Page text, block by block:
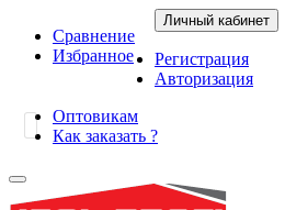
Сравнение
Избранное
Личный кабинет
Регистрация
Авторизация
Оптовикам
Как заказать ?